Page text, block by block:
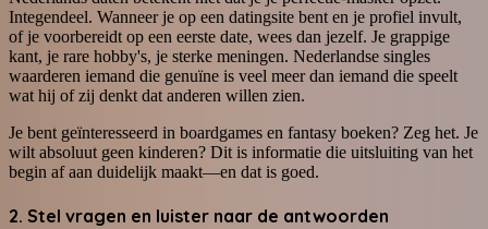
Integendeel. Wanneer je op een datingsite bent en je profiel invult,
of je voorbereidt op een eerste date, wees dan jezelf. Je grappige
kant, je rare hobby's, je sterke meningen. Nederlandse singles
waarderen iemand die genuïne is veel meer dan iemand die speelt
wat hij of zij denkt dat anderen willen zien.
Je bent geïnteresseerd in boardgames en fantasy boeken? Zeg het. Je
wilt absoluut geen kinderen? Dit is informatie die uitsluiting van het
begin af aan duidelijk maakt—en dat is goed.
2. Stel vragen en luister naar de antwoorden